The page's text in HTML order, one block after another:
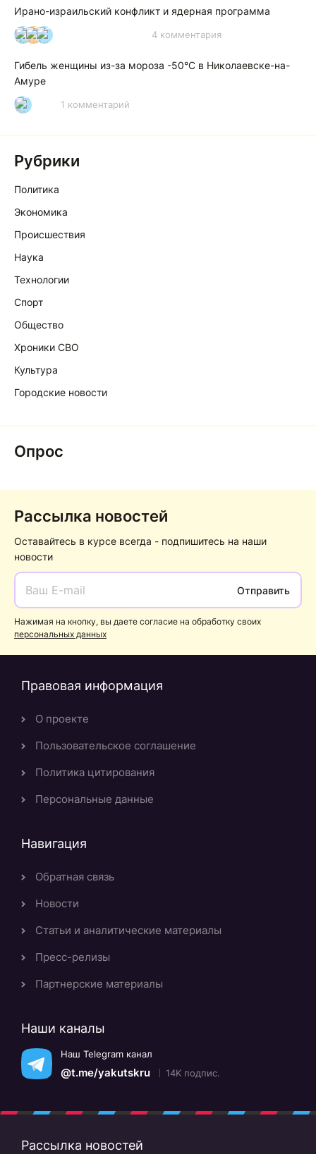
Ирано-израильский конфликт и ядерная программа
И А А 4 комментария
Гибель женщины из-за мороза -50°C в Николаевске-на-
Амуре
Р 1 комментарий
Рубрики
Политика
Экономика
Происшествия
Наука
Технологии
Спорт
Общество
Хроники СВО
Культура
Городские новости
Опрос
Рассылка новостей
Оставайтесь в курсе всегда - подпишитесь на наши
новости
Отправить
Нажимая на кнопку, вы даете согласие на обработку своих
персональных данных
Правовая информация
О проекте
Пользовательское соглашение
Политика цитирования
Персональные данные
Навигация
Обратная связь
Новости
Статьи и аналитические материалы
Пресс-релизы
Партнерские материалы
Наши каналы
Наш Telegram канал
@t.me/yakutskru 14K подпис.
Рассылка новостей